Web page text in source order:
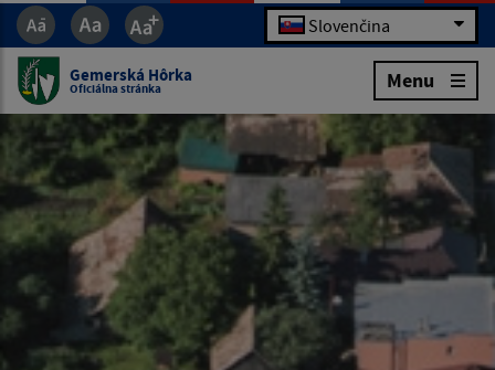
Slovenčina
Gemerská Hôrka
Oficiálna stránka Menu